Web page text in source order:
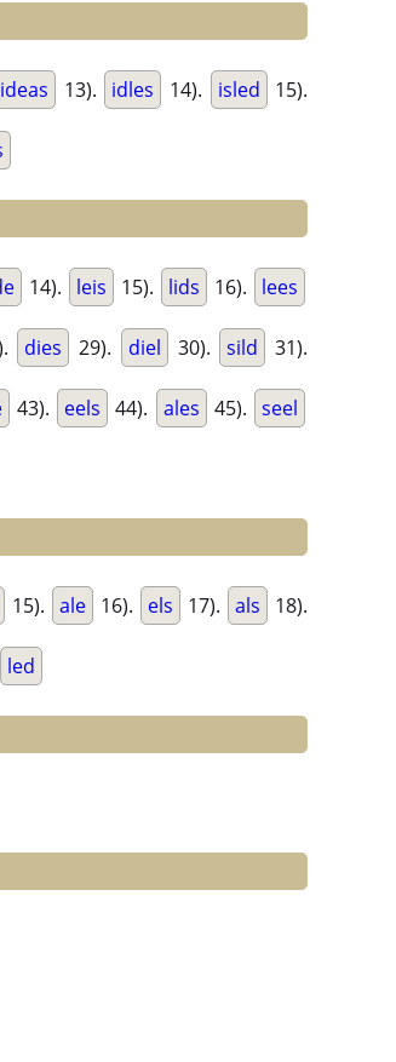
ideas 13). idles 14). isled 15).
14). leis 15). lids 16). lees
dies 29). diel 30). sild 31).
43). eels 44). ales 45). seel
15). ale 16). els 17). als 18).
led